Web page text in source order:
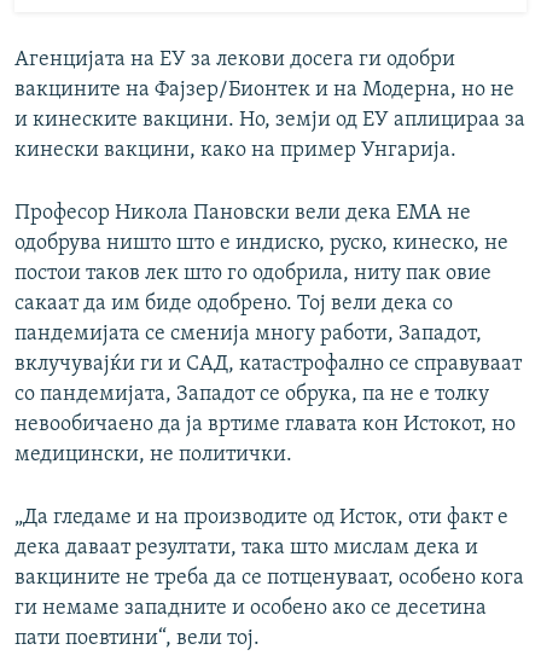
Агенцијата на ЕУ за лекови досега ги одобри
вакцините на Фајзер/Бионтек и на Модерна, но не
и кинеските вакцини. Но, земји од ЕУ аплицираа за
кинески вакцини, како на пример Унгарија.
Професор Никола Пановски вели дека ЕМА не
одобрува ништо што е индиско, руско, кинеско, не
постои таков лек што го одобрила, ниту пак овие
сакаат да им биде одобрено. Тој вели дека со
пандемијата се сменија многу работи, Западот,
вклучувајќи ги и САД, катастрофално се справуваат
со пандемијата, Западот се обрука, па не е толку
невообичаено да ја вртиме главата кон Истокот, но
медицински, не политички.
„Да гледаме и на производите од Исток, оти факт е
дека даваат резултати, така што мислам дека и
вакцините не треба да се потценуваат, особено кога
ги немаме западните и особено ако се десетина
пати поевтини“, вели тој.